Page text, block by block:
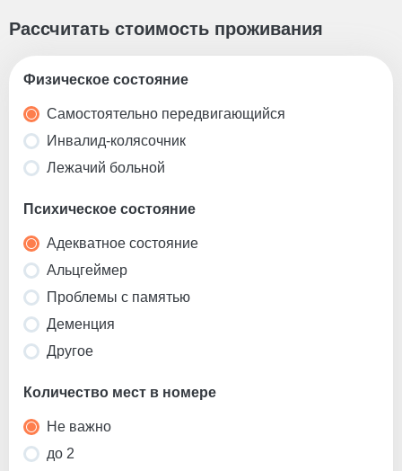
оценку состояния каждого пациента и разрабатывают
регулярно пересматривается для достижения лучших
результатов.
Рассчитать стоимость проживания
Физическое состояние
Самостоятельно передвигающийся
Инвалид-колясочник
Лежачий больной
Психическое состояние
Адекватное состояние
Альцгеймер
Проблемы с памятью
Деменция
Другое
Количество мест в номере
Не важно
до 2